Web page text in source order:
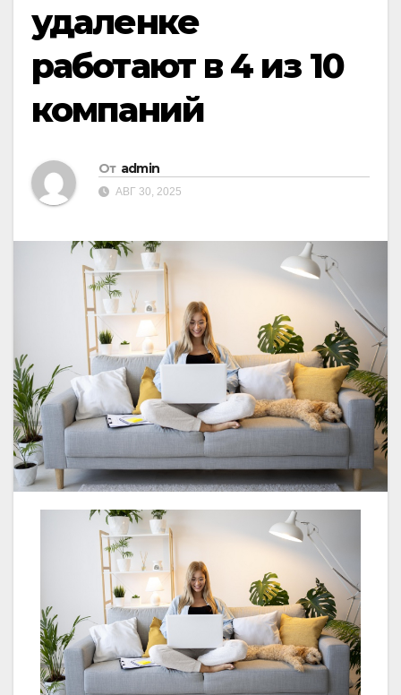
удаленке
работают в 4 из 10
компаний
От admin
АВГ 30, 2025